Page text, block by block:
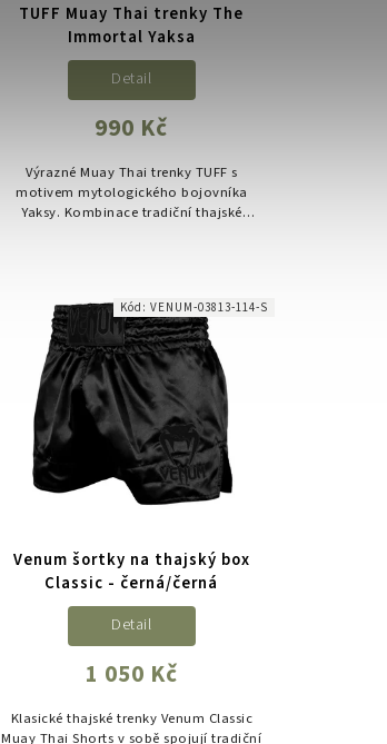
TUFF Muay Thai trenky The
Immortal Yaksa
990 Kč
Detail
Výrazné Muay Thai trenky TUFF s
motivem mytologického bojovníka
Yaksy. Kombinace tradiční thajské
Venum šortky na thajský box
Classic - černá/černá
1 050 Kč
Detail
Klasické thajské trenky Venum Classic
Muay Thai Shorts v sobě spojují tradiční
Kód:VENUM-03813-114-S